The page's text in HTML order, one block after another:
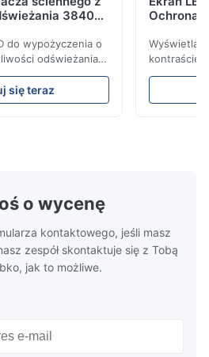
3840Hz
do wypożyczenia o
odświeżania
cd/m² i
Idealny do
łatwej instalacji i
się teraz
Ochrona
kontraście
wysoką
o wycenę
kontaktowego, jeśli masz
zespół skontaktuje się z Tobą
jak to możliwe.